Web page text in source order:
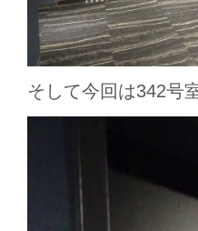
そして今回は342号